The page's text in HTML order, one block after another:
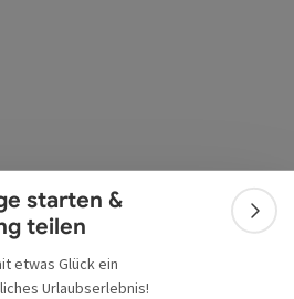
starten &
teilen
etwas Glück ein
Urlaubserlebnis!